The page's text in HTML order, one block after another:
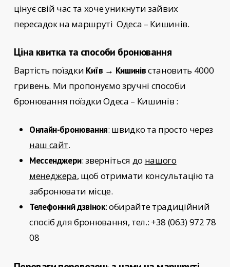
цінує свій час та хоче уникнути зайвих
пересадок на маршруті Одеса – Кишинів.
Ціна квитка та способи бронювання
Вартість поїздки Київ → Кишинівстановить 4000
гривень. Ми пропонуємо зручні способи
бронювання поїздкиОдеса – Кишинів :
Онлайн-бронювання: швидко та просто через
наш сайт.
Мессенджери: зверніться до нашого
менеджера, щоб отримати консультацію та
забронювати місце.
Телефонний дзвінок: обирайте традиційний
спосіб для бронювання, тел.: +38 (063) 972 78
08